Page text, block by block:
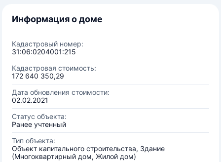
Информация о доме
Кадастровый номер:
31:06:0204001:215
Кадастровая стоимость:
172 640 350,29
Дата обновления стоимости:
02.02.2021
Статус объекта:
Ранее учтенный
Тип объекта:
Объект капитального строительства, Здание
(Многоквартирный дом, Жилой дом)